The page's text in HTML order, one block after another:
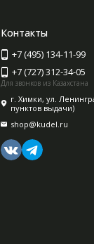
Контакты
+7 (495) 134-11-99
+7 (727) 312-34-05
Для звонков из Казахстана
г. Химки, ул.
пунктов выдачи)
shop@kudel.ru